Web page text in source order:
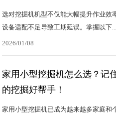
选对挖掘机机型不仅能大幅提升作业效
设备适配不足导致工期延误。掌握以下...
2026/01/08
家用小型挖掘机怎么选？记
的挖掘好帮手！
家用小型挖掘机已成为越来越多家庭和